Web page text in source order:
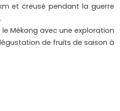
et creusé pendant la guerre
Mékong avec une exploration
de fruits de saison à